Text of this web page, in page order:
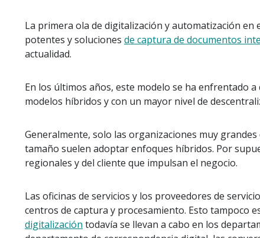
La primera ola de digitalización y automatización
potentes y soluciones de captura de documentos
actualidad.
En los últimos años, este modelo se ha enfrentado
modelos híbridos y con un mayor nivel de
Generalmente, solo las organizaciones muy
tamaño suelen adoptar enfoques híbridos. Por
regionales y del cliente que impulsan el negocio.
Las oficinas de servicios y los proveedores de
centros de captura y procesamiento. Esto tampoco
digitalización todavía se llevan a cabo en los